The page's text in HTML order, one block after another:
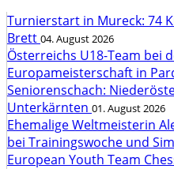
Turnierstart in Mureck: 74
Brett 04. August 2026
Österreichs U18-Team bei
Europameisterschaft in
Seniorenschach:
Unterkärnten 01. August 2026
Ehemalige Weltmeisterin
bei Trainingswoche und
European Youth Team